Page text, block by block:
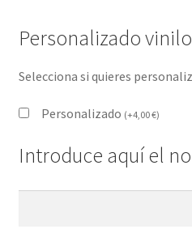
Personalizado
Selecciona si quieres
Personalizado (+4,00€)
Introduce aquí el